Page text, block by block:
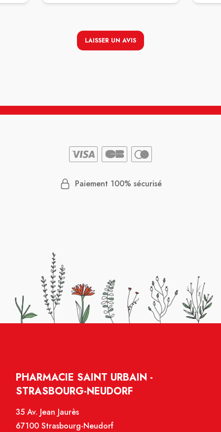
LAISSER UN AVIS
Paiement 100% sécurisé
PHARMACIE SAINT URBAIN -
STRASBOURG-NEUDORF
35 Av. Jean Jaurès
67100 Strasbourg-Neudorf